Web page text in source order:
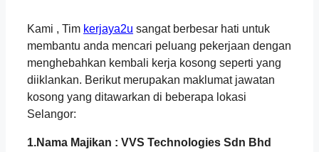
Kami , Tim kerjaya2u sangat berbesar hati untuk
membantu anda mencari peluang pekerjaan dengan
menghebahkan kembali kerja kosong seperti yang
diiklankan. Berikut merupakan maklumat jawatan
kosong yang ditawarkan di beberapa lokasi
Selangor:
1.Nama Majikan : VVS Technologies Sdn Bhd